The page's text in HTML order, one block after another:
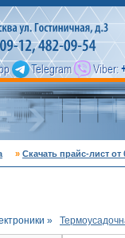
» Скачать прайс-лист от
»